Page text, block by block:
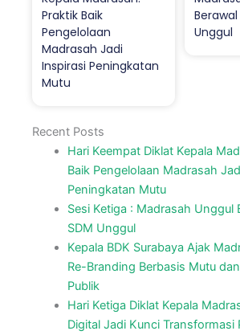
Praktik Baik
Pengelolaan
Madrasah Jadi
Inspirasi Peningkatan
Mutu
Berawal
Unggul
Recent Posts
Hari Keempat Diklat Kepala
Baik Pengelolaan Madrasah
Peningkatan Mutu
Sesi Ketiga : Madrasah Unggul
SDM Unggul
Kepala BDK Surabaya Ajak
Re-Branding Berbasis Mutu
Publik
Hari Ketiga Diklat Kepala
Digital Jadi Kunci Transformasi